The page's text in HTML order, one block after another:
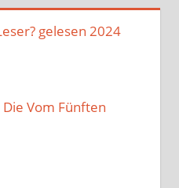
gelesen 2024
Vom Fünften